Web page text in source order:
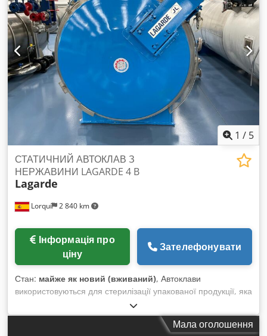
(розрахунок для 1 кг) Dsdpfx Asxyiz Iol Ijck Матеріал:
нержавіюча сталь 304SS, дозволена для контакту з
харчовими продуктами Потужність: 1,5 кВт Напруга: 220 В,
50 Гц, однофазна
1 / 5
Lorquí 2 840 km
СТАТИЧНИЙ АВТОКЛАВ З
НЕРЖАВИНИ LAGARDE 4 B
Lagarde
ціну
Зателефонувати
Стан: майже як новий (вживаний), Автоклави
використовуються для стерилізації упакованої продукції, яка
потребує досягнення високих температур (+100ºC) для
знищення або інактивації патогенних мікроорганізмів.
Статичні автоклави: підходять для будь-якого формату і
Мала оголошення